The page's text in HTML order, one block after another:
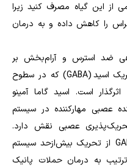
از این گیاه مصرف کنید زیرا
را کاهش داده و به درمان
ضد استرس و آرام‌بخش بر
اسید(GABA) که در سطوح
است. اسید گاما آمینو
عصبی مهارکننده در سیستم
عصبی نقش دارد.
از تحریک بیش‌ازحد سیستم
به درمان حملات پانیک